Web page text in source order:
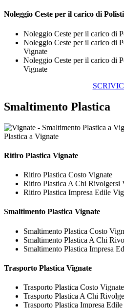
Noleggio Ceste per il carico di
Noleggio Ceste per il carico di
Noleggio Ceste per il carico di
Vignate
Noleggio Ceste per il carico di
Vignate
Smaltimento Plastica
Plastica a Vignate
Ritiro Plastica Vignate
Ritiro Plastica Costo Vignate
Ritiro Plastica A Chi Rivolgersi
Ritiro Plastica Impresa Edile
Smaltimento Plastica Vignate
Smaltimento Plastica Costo
Smaltimento Plastica A Chi
Smaltimento Plastica Impresa
Trasporto Plastica Vignate
Trasporto Plastica Costo Vignate
Trasporto Plastica A Chi
Trasporto Plastica Impresa